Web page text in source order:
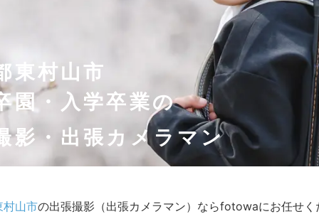
東村山市
園・入学卒業の
影・出張カメラマン
村山市の出張撮影（出張カメラマン）ならfotowaにお任せく